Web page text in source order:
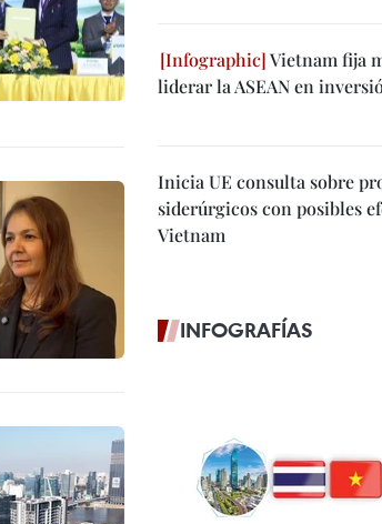
Vietnam fija
liderar la ASEAN en
Inicia UE consulta sobre
siderúrgicos con posibles
Vietnam
INFOGRAFÍAS